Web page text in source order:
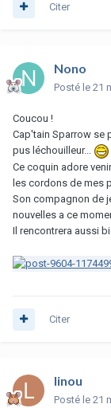
Citer
Nono
Posté le 21
Coucou !
Cap'tain Sparrow se
pus léchouilleur...
Ce coquin adore
les cordons de mes
Son compagnon de
nouvelles a ce
Il rencontrera aussi
Citer
linou
Posté le 21